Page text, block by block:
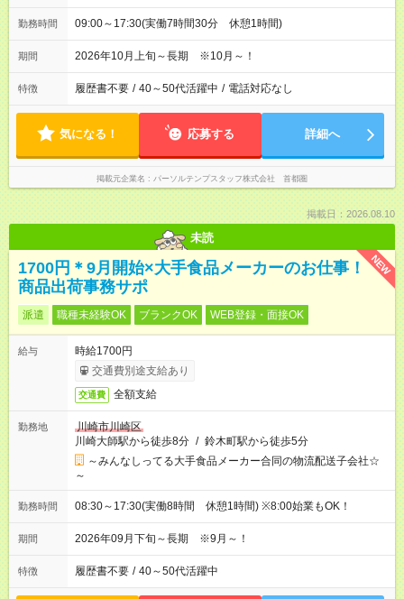
勤務時間 09:00～17:30(実働7時間30分 休憩1時間)
期間 2026年10月上旬～長期 ※10月～！
特徴 履歴書不要 / 40～50代活躍中 / 電話対応なし
気になる！ 応募する 詳細へ
掲載元企業名 パーソルテンプスタッフ株式会社 首都圏
掲載日：2026.08.10
未読
NEW
1700円＊9月開始×大手食品メーカーのお仕事！
商品出荷事務サポ
派遣 職種未経験OK ブランクOK WEB登録・面接OK
給与
時給1700円
交通費別途支給あり
交通費 全額支給
勤務地
川崎市川崎区
川崎大師駅から徒歩8分 / 鈴木町駅から徒歩5分
～みんなしってる大手食品メーカー合同の物流配送子会社☆
～
勤務時間 08:30～17:30(実働8時間 休憩1時間) ※8:00始業もOK！
期間 2026年09月下旬～長期 ※9月～！
特徴 履歴書不要 / 40～50代活躍中